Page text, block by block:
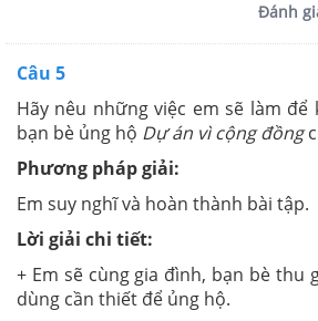
Đánh
Câu 5
Hãy nêu những việc em sẽ làm để
bạn bè ủng hộ Dự án vì cộng đồng
Phương pháp giải:
Em suy nghĩ và hoàn thành bài tập.
Lời giải chi tiết:
+ Em sẽ cùng gia đình, bạn bè thu
dùng cần thiết để ủng hộ.